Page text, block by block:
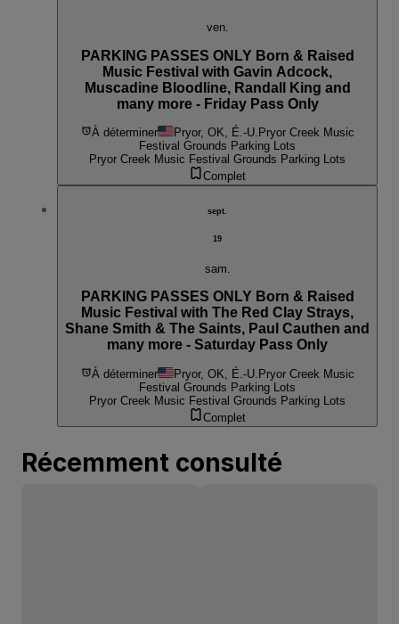
ven.
PARKING PASSES ONLY Born & Raised
Music Festival with Gavin Adcock,
Muscadine Bloodline, Randall King and
many more - Friday Pass Only
À déterminer Pryor, OK, É.-U. Pryor Creek Music
Festival Grounds Parking Lots
Pryor Creek Music Festival Grounds Parking Lots
Complet
sept.
19
sam.
PARKING PASSES ONLY Born & Raised
Music Festival with The Red Clay Strays,
Shane Smith & The Saints, Paul Cauthen and
many more - Saturday Pass Only
À déterminer Pryor, OK, É.-U. Pryor Creek Music
Festival Grounds Parking Lots
Pryor Creek Music Festival Grounds Parking Lots
Complet
Récemment consulté